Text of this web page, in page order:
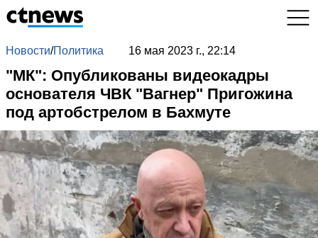
Новости/Политика 16 мая 2023 г., 22:14
"МК": Опубликованы видеокадры
основателя ЧВК "Вагнер" Пригожина
под артобстрелом в Бахмуте